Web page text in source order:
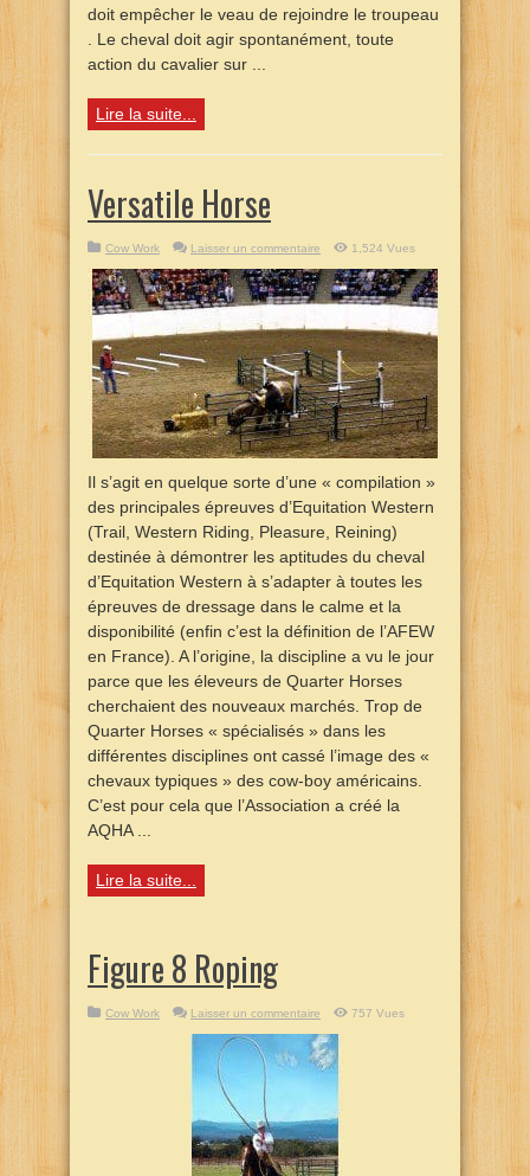
doit empêcher le veau de rejoindre le troupeau
. Le cheval doit agir spontanément, toute
action du cavalier sur ...
Lire la suite...
Versatile Horse
Cow Work Laisser un commentaire 1,524 Vues
Il s’agit en quelque sorte d’une « compilation »
des principales épreuves d’Equitation Western
(Trail, Western Riding, Pleasure, Reining)
destinée à démontrer les aptitudes du cheval
d’Equitation Western à s’adapter à toutes les
épreuves de dressage dans le calme et la
disponibilité (enfin c’est la définition de l’AFEW
en France). A l’origine, la discipline a vu le jour
parce que les éleveurs de Quarter Horses
cherchaient des nouveaux marchés. Trop de
Quarter Horses « spécialisés » dans les
différentes disciplines ont cassé l’image des «
chevaux typiques » des cow-boy américains.
C’est pour cela que l’Association a créé la
AQHA ...
Lire la suite...
Figure 8 Roping
Cow Work Laisser un commentaire 757 Vues